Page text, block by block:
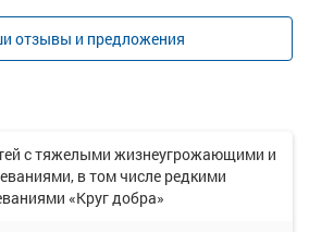
отзывы и предложения
с тяжелыми жизнеугрожающими и
в том числе редкими
«Круг добра»